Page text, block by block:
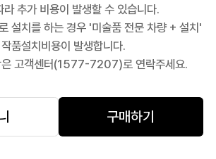
추가 비용이 발생할 수 있습니다.
설치를 하는 경우 '미술품 전문 차량 + 설치'
품설치비용이 발생합니다.
은 고객센터(1577-7207)로 연락주세요.
구매하기